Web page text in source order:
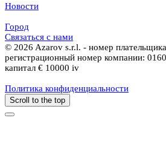
Новости
Город
Связаться с нами
© 2026 Azarov s.r.l. - номер
регистрационный номер компании:
капитал € 10000 iv
Политика конфиденциальности
Scroll to the top